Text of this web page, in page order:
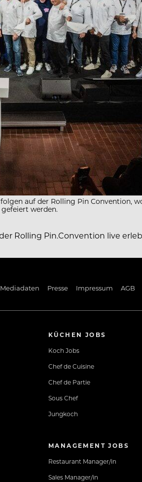
auf der Rolling Pin Convention,
werden.
Rolling Pin.Convention live
Mediadaten Presse Impressum AGB
KÜCHEN JOBS
Koch Jobs
Chef de Cuisine
Chef de Partie
Sous Chef
Jungkoch
MANAGEMENT JOBS
Restaurant Manager/in
Sales Manager/in